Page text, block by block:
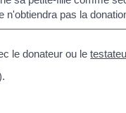
pas la
le donateur ou le